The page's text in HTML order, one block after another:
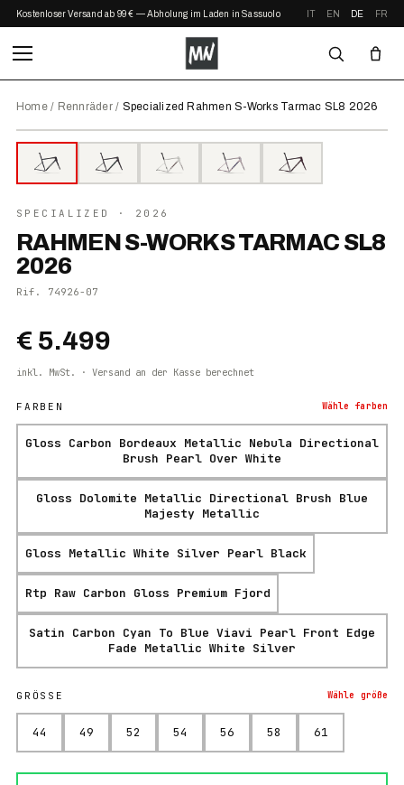
Kostenloser Versand ab 99 € — Abholung im Laden in Sassuolo IT EN DE FR
Home/ Rennräder/ Specialized Rahmen S-Works Tarmac SL8 2026
2026
⤢ ZOOM
SPECIALIZED · 2026
RAHMEN S-WORKS TARMAC SL8
2026
Rif. 74926-07
€ 5.499
inkl. MwSt. · Versand an der Kasse berechnet
FARBEN Wähle farben
Gloss Carbon Bordeaux Metallic Nebula Directional
Brush Pearl Over White
Gloss Dolomite Metallic Directional Brush Blue
Majesty Metallic
Gloss Metallic White Silver Pearl Black
Rtp Raw Carbon Gloss Premium Fjord
Satin Carbon Cyan To Blue Viavi Pearl Front Edge
Fade Metallic White Silver
GRÖSSE Wähle größe
44 49 52 54 56 58 61